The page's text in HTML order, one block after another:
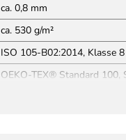
ca. 0,8 mm
ca. 530 g/m²
ISO 105-B02:2014, Klasse 8
OEKO-TEX® Standard